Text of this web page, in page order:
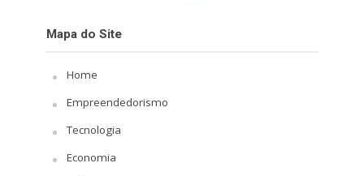
Mapa do Site
Home
Empreendedorismo
Tecnologia
Economia